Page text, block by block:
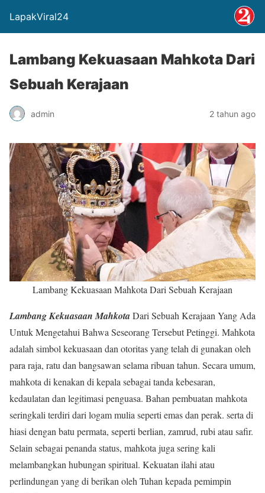
LapakViral24
Lambang Kekuasaan Mahkota Dari
Sebuah Kerajaan
admin 2 tahun ago
Lambang Kekuasaan Mahkota Dari Sebuah Kerajaan
Lambang Kekuasaan MahkotaDari Sebuah Kerajaan Yang Ada
Untuk Mengetahui Bahwa Seseorang Tersebut Petinggi. Mahkota
adalah simbol kekuasaan dan otoritas yang telah di gunakan oleh
para raja, ratu dan bangsawan selama ribuan tahun. Secara umum,
mahkota di kenakan di kepala sebagai tanda kebesaran,
kedaulatan dan legitimasi penguasa. Bahan pembuatan mahkota
seringkali terdiri dari logam mulia seperti emas dan perak. serta di
hiasi dengan batu permata, seperti berlian, zamrud, rubi atau safir.
Selain sebagai penanda status, mahkota juga sering kali
melambangkan hubungan spiritual. Kekuatan ilahi atau
perlindungan yang di berikan oleh Tuhan kepada pemimpin